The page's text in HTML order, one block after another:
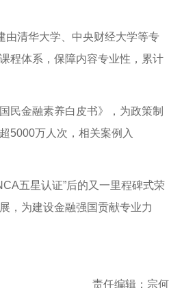
清华大学、中央财经大学等专
程体系，保障内容专业性，累计
金融素养白皮书》，为政策制
5000万人次，相关案例入
五星认证”后的又一里程碑式荣
，为建设金融强国贡献专业力
责任编辑：宗何